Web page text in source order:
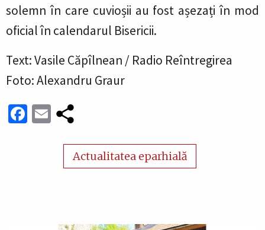
solemn în care cuvioșii au fost așezați în mod
oficial în calendarul Bisericii.
Text: Vasile Căpîlnean / Radio Reîntregirea
Foto: Alexandru Graur
Facebook
Email
Actualitatea eparhială